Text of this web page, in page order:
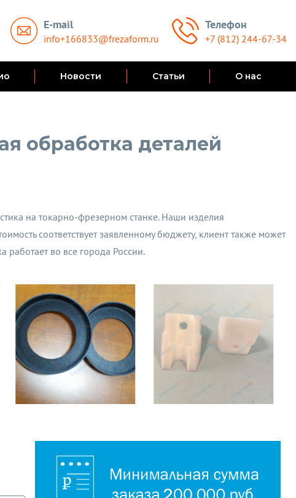
E-mail
info+166833@frezaform.ru
Телефон
+7 (812) 244-67-34
Новости Статьи О нас
обработка деталей
на токарно-фрезерном станке. Наши изделия
соответствует заявленному бюджету, клиент также может
работает во все города России.